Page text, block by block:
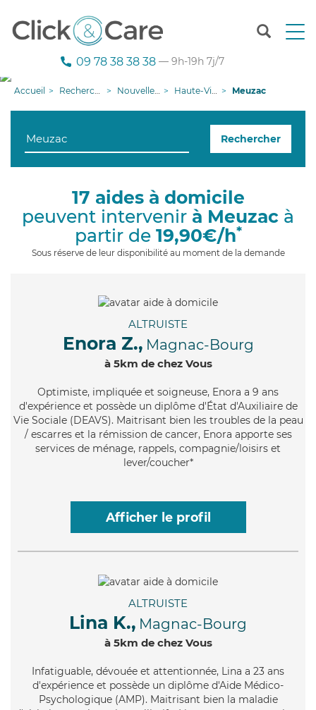
T
n
g
09 78 38 38 38 — 9h-19h 7j/7
Accueil Recherche aide à domicile Nouvelle-Aquitaine Haute-Vienne Meuzac
Rechercher
17 aides à domicile
peuvent intervenir à Meuzac à
partir de 19,90€/h*
Sous réserve de leur disponibilité au moment de la demande
ALTRUISTE
Enora Z., Magnac-Bourg
à 5km de chez Vous
Optimiste, impliquée et soigneuse, Enora a 9 ans
d'expérience et possède un diplôme d'État d'Auxiliaire de
Vie Sociale (DEAVS). Maitrisant bien les troubles de la peau
/ escarres et la rémission de cancer, Enora apporte ses
services de ménage, rappels, compagnie/loisirs et
lever/coucher*
Afficher le profil
ALTRUISTE
Lina K., Magnac-Bourg
à 5km de chez Vous
Infatiguable, dévouée et attentionnée, Lina a 23 ans
d'expérience et possède un diplôme d'Aide Médico-
Psychologique (AMP). Maitrisant bien la maladie